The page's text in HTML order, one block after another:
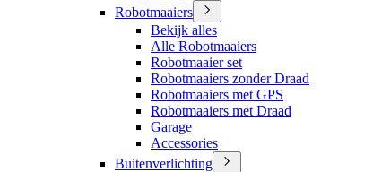
Robotmaaiers
Bekijk alles
Alle Robotmaaiers
Robotmaaier set
Robotmaaiers zonder Draad
Robotmaaiers met GPS
Robotmaaiers met Draad
Garage
Accessories
Buitenverlichting